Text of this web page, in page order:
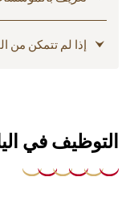
إذا لم تتمكن
التوظيف في